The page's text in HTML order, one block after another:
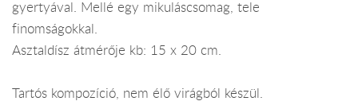
gyertyával. Mellé egy mikuláscsomag, tele
finomságokkal.
Asztaldísz átmérője kb: 15 x 20 cm.
Tartós kompozíció, nem élő virágból készül.